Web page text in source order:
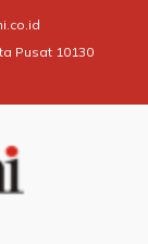
Pusat 10130